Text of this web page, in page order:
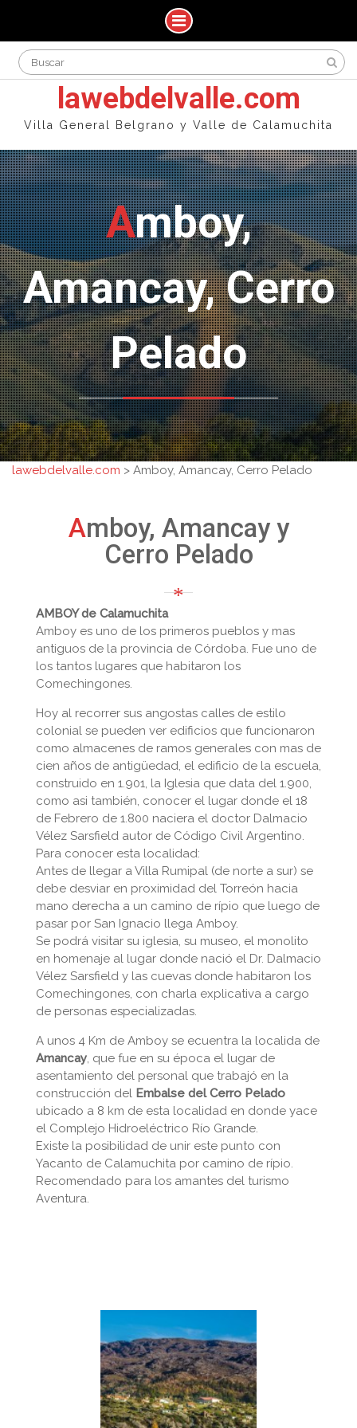
Skip
for:
lawebdelvalle.com
Villa General Belgrano y Valle de Calamuchita
Amboy,
Amancay, Cerro
Pelado
lawebdelvalle.com > Amboy, Amancay, Cerro Pelado
Amboy, Amancay y
Cerro Pelado
AMBOY de Calamuchita
Amboy es uno de los primeros pueblos y mas
antiguos de la provincia de Córdoba. Fue uno de
los tantos lugares que habitaron los
Comechingones.
Hoy al recorrer sus angostas calles de estilo
colonial se pueden ver edificios que funcionaron
como almacenes de ramos generales con mas de
cien años de antigüedad, el edificio de la escuela,
construido en 1.901, la Iglesia que data del 1.900,
como asi también, conocer el lugar donde el 18
de Febrero de 1.800 naciera el doctor Dalmacio
Vélez Sarsfield autor de Código Civil Argentino.
Para conocer esta localidad:
Antes de llegar a Villa Rumipal (de norte a sur) se
debe desviar en proximidad del Torreón hacia
mano derecha a un camino de rípio que luego de
pasar por San Ignacio llega Amboy.
Se podrá visitar su iglesia, su museo, el monolito
en homenaje al lugar donde nació el Dr. Dalmacio
Vélez Sarsfield y las cuevas donde habitaron los
Comechingones, con charla explicativa a cargo
de personas especializadas.
A unos 4 Km de Amboy se ecuentra la localida de
Amancay, que fue en su época el lugar de
asentamiento del personal que trabajó en la
construcción del Embalse del Cerro Pelado
ubicado a 8 km de esta localidad en donde yace
el Complejo Hidroeléctrico Río Grande.
Existe la posibilidad de unir este punto con
Yacanto de Calamuchita por camino de rípio.
Recomendado para los amantes del turismo
Aventura.